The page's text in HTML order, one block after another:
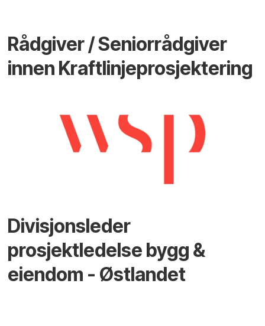
Rådgiver / Seniorrådgiver
innen Kraftlinjeprosjektering
Divisjonsleder
prosjektledelse bygg &
eiendom - Østlandet